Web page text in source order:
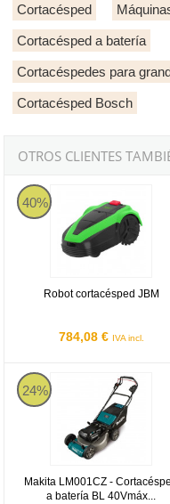
Cortacésped
Cortacésped a batería
Cortacéspedes para
Cortacésped Bosch
OTROS CLIENTES
40%
Robot cortacésped JBM
784,08 € IVA incl.
Robot cortacésped JBM
24%
Makita LM001CZ -
a batería BL 40Vmáx...
Makita LM001CZ